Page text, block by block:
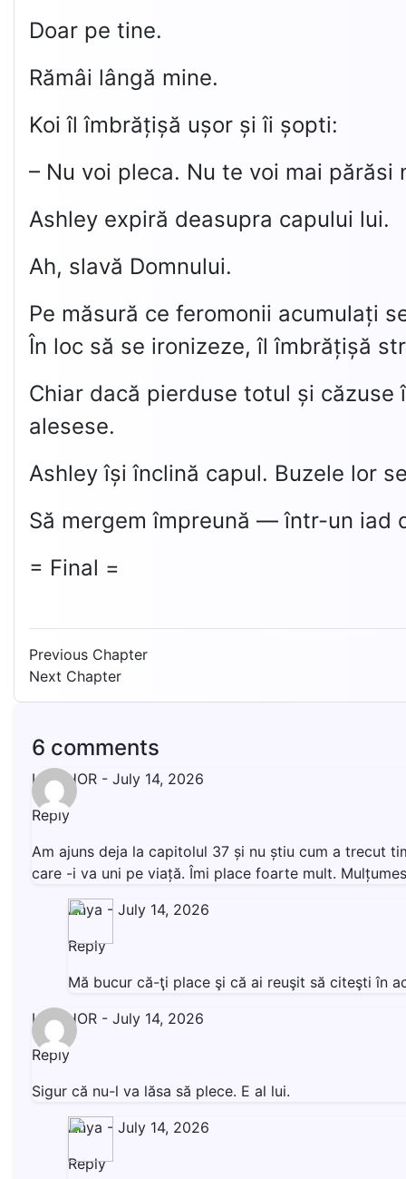
Doar pe tine.
Rămâi lângă mine.
Koi îl îmbrățișă ușor și îi șopti:
– Nu voi pleca. Nu te voi mai
Ashley expiră deasupra capului lui.
Ah, slavă Domnului.
Pe măsură ce feromonii acumulați
În loc să se ironizeze, îl îmbrățișă
Chiar dacă pierduse totul și
alesese.
Ashley își înclină capul. Buzele lor
Să mergem împreună — într-un iad
= Final =
Previous Chapter
Next Chapter
6 comments
LIVISHOR - July 14, 2026
Reply
Am ajuns deja la capitolul 37 și nu știu cum a trecut
care -i va uni pe viață. Îmi place foarte mult.
Anya - July 14, 2026
Reply
Mă bucur că-ţi place şi că ai reuşit să citeşti în
LIVISHOR - July 14, 2026
Reply
Sigur că nu-l va lăsa să plece. E al lui.
Anya - July 14, 2026
Reply